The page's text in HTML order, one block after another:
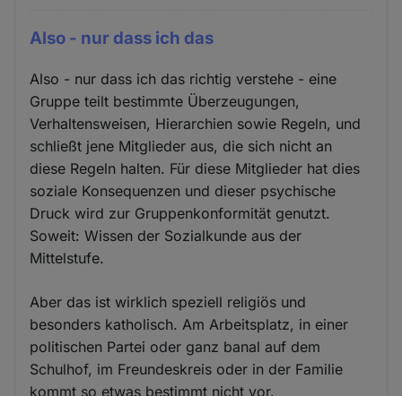
Also - nur dass ich das
Also - nur dass ich das richtig verstehe - eine
Gruppe teilt bestimmte Überzeugungen,
Verhaltensweisen, Hierarchien sowie Regeln, und
schließt jene Mitglieder aus, die sich nicht an
diese Regeln halten. Für diese Mitglieder hat dies
soziale Konsequenzen und dieser psychische
Druck wird zur Gruppenkonformität genutzt.
Soweit: Wissen der Sozialkunde aus der
Mittelstufe.
Aber das ist wirklich speziell religiös und
besonders katholisch. Am Arbeitsplatz, in einer
politischen Partei oder ganz banal auf dem
Schulhof, im Freundeskreis oder in der Familie
kommt so etwas bestimmt nicht vor.